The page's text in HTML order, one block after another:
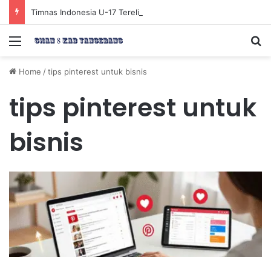
Menu
Home /tips pinterest untuk bisnis
tips pinterest untuk
bisnis